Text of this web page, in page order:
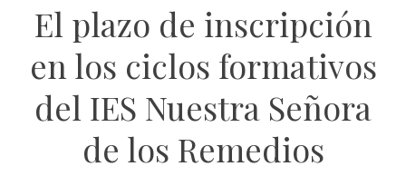
El plazo de inscripción
en los ciclos formativos
del IES Nuestra Señora
de los Remedios